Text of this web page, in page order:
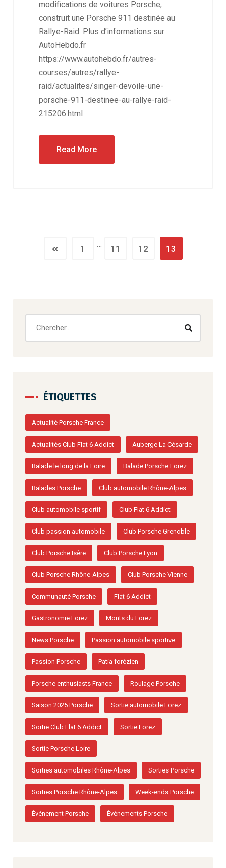
modifications de voitures Porsche,
construit une Porsche 911 destinée au
Rallye-Raid. Plus d’informations sur :
AutoHebdo.fr
https://www.autohebdo.fr/autres-
courses/autres/rallye-
raid/actualites/singer-devoile-une-
porsche-911-destinee-au-rallye-raid-
215206.html
Read More
1 11 12 13
ÉTIQUETTES
Actualité Porsche France
Actualités Club Flat 6 Addict Auberge La Césarde
Balade le long de la Loire Balade Porsche Forez
Balades Porsche Club automobile Rhône-Alpes
Club automobile sportif Club Flat 6 Addict
Club passion automobile Club Porsche Grenoble
Club Porsche Isère Club Porsche Lyon
Club Porsche Rhône-Alpes Club Porsche Vienne
Communauté Porsche Flat 6 Addict
Gastronomie Forez Monts du Forez
News Porsche Passion automobile sportive
Passion Porsche Patia forézien
Porsche enthusiasts France Roulage Porsche
Saison 2025 Porsche Sortie automobile Forez
Sortie Club Flat 6 Addict Sortie Forez
Sortie Porsche Loire
Sorties automobiles Rhône-Alpes Sorties Porsche
Sorties Porsche Rhône-Alpes Week-ends Porsche
Événement Porsche Événements Porsche